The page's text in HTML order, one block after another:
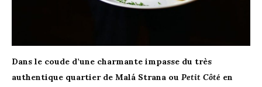
Dans le coude d’une charmante impasse du très
authentique quartier de Malá Strana ou Petit Côté en